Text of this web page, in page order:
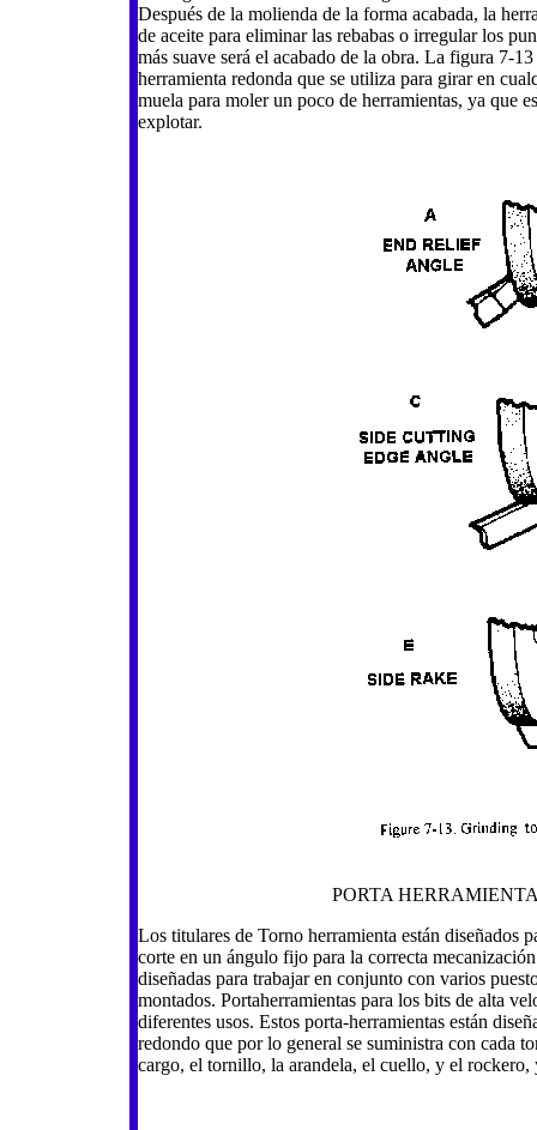
Después de la molienda de la forma acabada, la
de aceite para eliminar las rebabas o irregular los
más suave será el acabado de la obra. La figura 7-
herramienta redonda que se utiliza para girar en
muela para moler un poco de herramientas, ya que
explotar.
PORTA
Los titulares de Torno herramienta están diseñados
corte en un ángulo fijo para la correcta
diseñadas para trabajar en conjunto con varios
montados. Portaherramientas para los bits de alta
diferentes usos. Estos porta-herramientas están
redondo que por lo general se suministra con cada
cargo, el tornillo, la arandela, el cuello, y el rockero,